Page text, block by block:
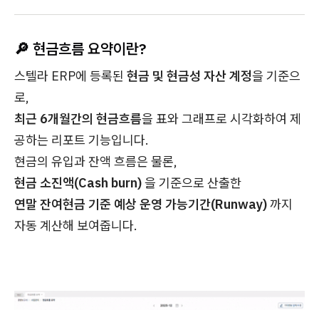
🔎 현금흐름 요약이란?
스텔라 ERP에 등록된 현금 및 현금성 자산 계정을 기준으
로,
최근 6개월간의 현금흐름을 표와 그래프로 시각화하여 제
공하는 리포트 기능입니다.
현금의 유입과 잔액 흐름은 물론,
현금 소진액(Cash burn)을 기준으로 산출한
연말 잔여현금 기준 예상 운영 가능기간(Runway)까지
자동 계산해 보여줍니다.